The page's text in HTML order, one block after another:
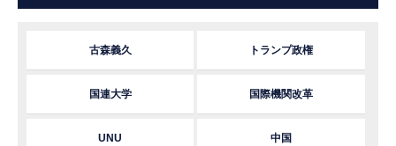
古森義久 トランプ政権
国連大学 国際機関改革
UNU 中国